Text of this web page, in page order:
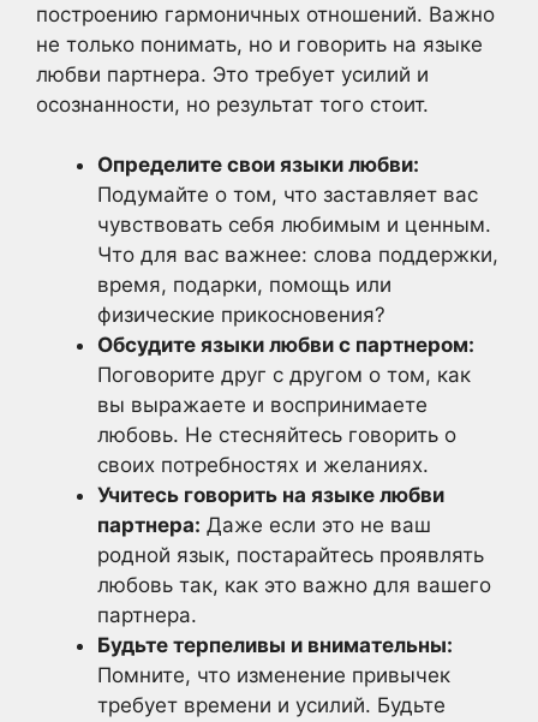
построению гармоничных отношений. Важно
не только понимать, но и говорить на языке
любви партнера. Это требует усилий и
осознанности, но результат того стоит.
Определите свои языки любви:
Подумайте о том, что заставляет вас
чувствовать себя любимым и ценным.
Что для вас важнее: слова поддержки,
время, подарки, помощь или
физические прикосновения?
Обсудите языки любви с партнером:
Поговорите друг с другом о том, как
вы выражаете и воспринимаете
любовь. Не стесняйтесь говорить о
своих потребностях и желаниях.
Учитесь говорить на языке любви
партнера: Даже если это не ваш
родной язык, постарайтесь проявлять
любовь так, как это важно для вашего
партнера.
Будьте терпеливы и внимательны:
Помните, что изменение привычек
требует времени и усилий. Будьте